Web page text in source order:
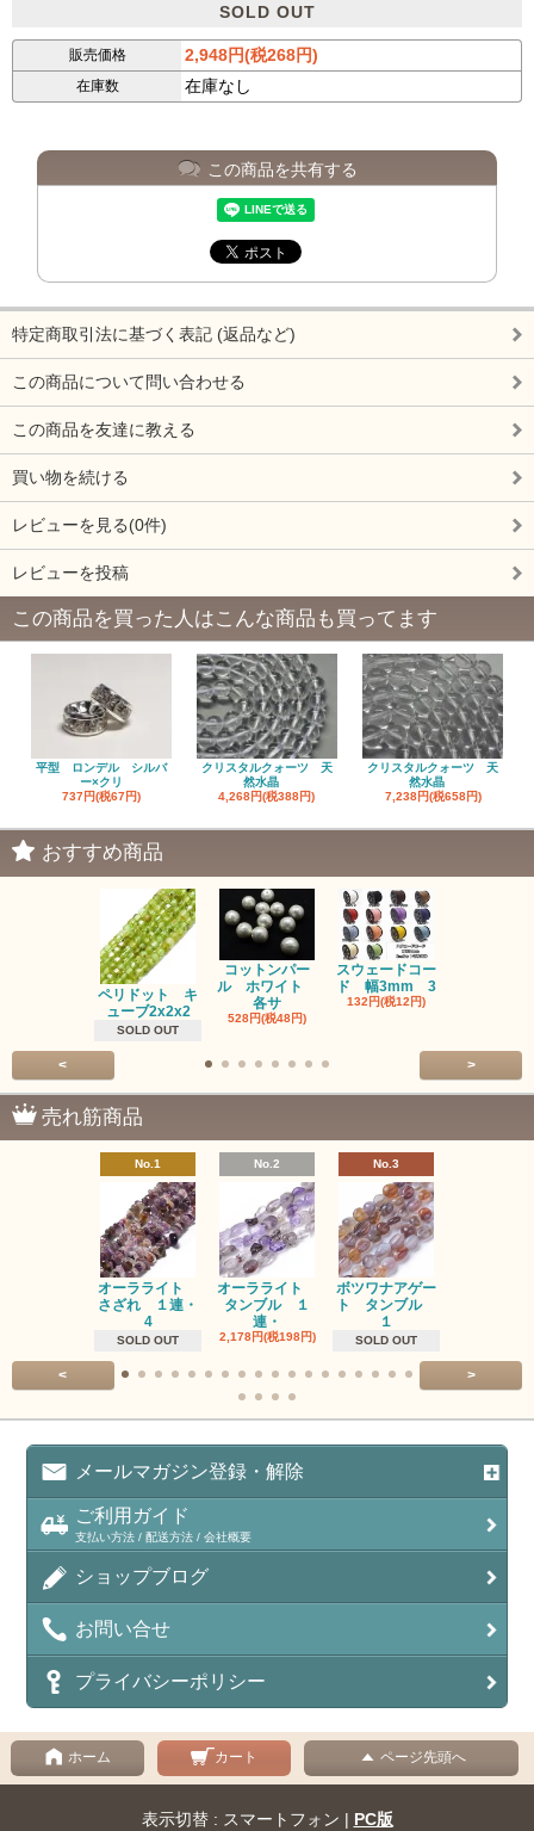
SOLD OUT
販売価格 2,948円(税268円)
在庫数 在庫なし
この商品を共有する
特定商取引法に基づく表記 (返品など)
この商品について問い合わせる
この商品を友達に教える
買い物を続ける
レビューを見る(0件)
レビューを投稿
この商品を買った人はこんな商品も買ってます
平型 ロンデル シルバ
ー×クリ
737円(税67円)
クリスタルクォーツ 天
然水晶
4,268円(税388円)
クリスタルクォーツ 天
然水晶
7,238円(税658円)
おすすめ商品
ペリドット キ
ューブ2x2x2
SOLD OUT
コットンパー
ル ホワイト
各サ
528円(税48円)
スウェードコー
ド 幅3mm 3
132円(税12円)
< >
売れ筋商品
No.1
オーラライト
さざれ １連・
4
SOLD OUT
No.2
オーラライト
タンブル １
連・
2,178円(税198円)
No.3
ボツワナアゲー
ト タンブル
１
SOLD OUT
< >
メールマガジン登録・解除
ご利用ガイド
支払い方法 / 配送方法 / 会社概要
ショップブログ
お問い合せ
プライバシーポリシー
ホーム カート ページ先頭へ
表示切替 : スマートフォン | PC版